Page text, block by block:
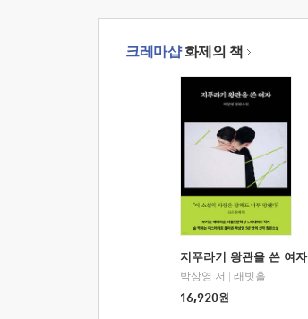
크레마샵화제의 책
지푸라기 왕관을 쓴 여자
박상영 저
래빗홀
16,920원